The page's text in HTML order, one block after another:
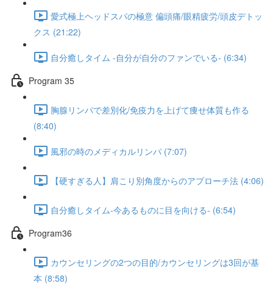
愛式極上ヘッドスパの極意 偏頭痛/眼精疲労/頭皮デトッ
クス (21:22)
自分癒しタイム -自分が自分のファンでいる- (6:34)
Program 35
胸腺リンパで差別化/免疫力を上げて痩せ体質も作る
(8:40)
風邪の時のメディカルリンパ (7:07)
【硬すぎる人】肩こり別角度からのアプローチ法 (4:06)
自分癒しタイム-今あるものに目を向ける- (6:54)
Program36
カウンセリングの2つの目的/カウンセリングは3回が基
本 (8:58)